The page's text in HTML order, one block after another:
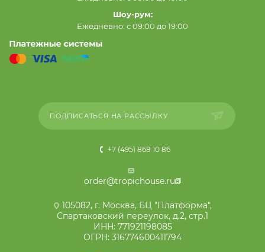
Шоу-рум:
Ежедневно: с 09:00 до 19:00
ПОДПИСАТЬСЯ НА РАССЫЛКУ
+7 (495) 868 10 86
order@tropichouse.ru
105082, г. Москва, БЦ "Платформа",
Спартаковский переулок, д.2, стр.1
ИНН: 771921198085
ОГРН: 316774600411794